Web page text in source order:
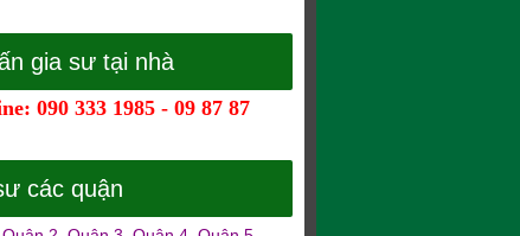
gia sư tại nhà
090 333 1985 - 09 87 87
các quận